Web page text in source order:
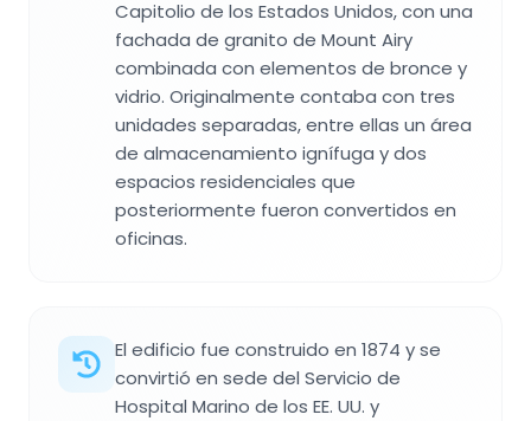
Capitolio de los Estados Unidos, con una
fachada de granito de Mount Airy
combinada con elementos de bronce y
vidrio. Originalmente contaba con tres
unidades separadas, entre ellas un área
de almacenamiento ignífuga y dos
espacios residenciales que
posteriormente fueron convertidos en
oficinas.
El edificio fue construido en 1874 y se
convirtió en sede del Servicio de
Hospital Marino de los EE. UU. y